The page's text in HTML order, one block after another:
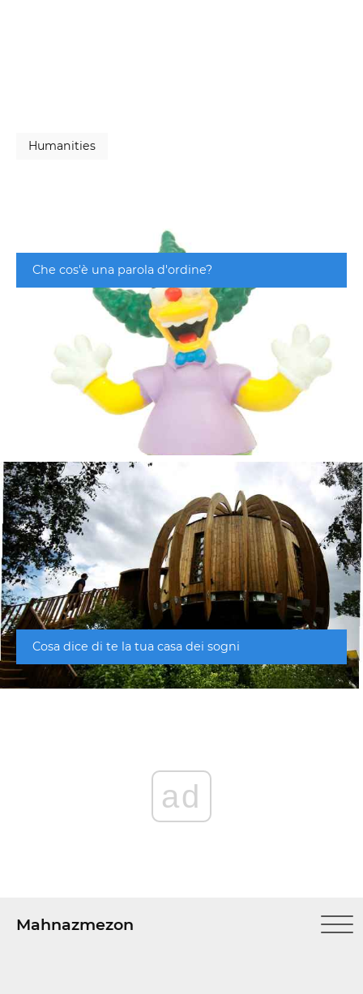
Humanities
Che cos'è una parola d'ordine?
Cosa dice di te la tua casa dei sogni
ad
Mahnazmezon